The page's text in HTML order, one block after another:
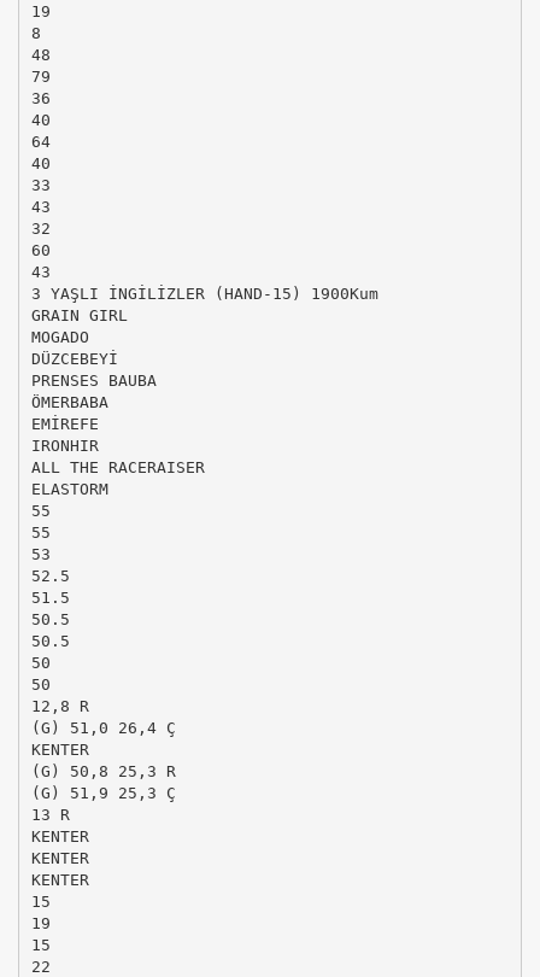
19
8
48
79
36
40
64
40
33
43
32
60
43
3 YAŞLI İNGİLİZLER (HAND-15) 1900Kum
GRAIN GIRL
MOGADO
DÜZCEBEYİ
PRENSES BAUBA
ÖMERBABA
EMİREFE
IRONHIR
ALL THE RACERAISER
ELASTORM
55
55
53
52.5
51.5
50.5
50.5
50
50
12,8 R
(G) 51,0 26,4 Ç
KENTER
(G) 50,8 25,3 R
(G) 51,9 25,3 Ç
13 R
KENTER
KENTER
KENTER
15
19
15
22